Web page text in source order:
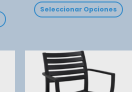
Seleccionar Opciones